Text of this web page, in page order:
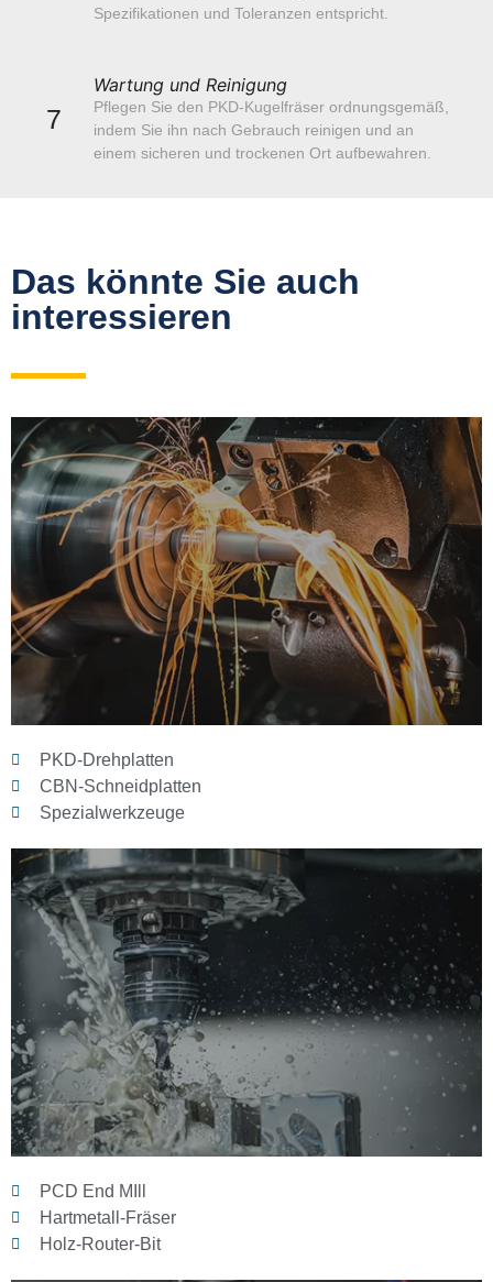
Spezifikationen und Toleranzen entspricht.
7
Wartung und Reinigung
Pflegen Sie den PKD-Kugelfräser ordnungsgemäß,
indem Sie ihn nach Gebrauch reinigen und an
einem sicheren und trockenen Ort aufbewahren.
Das könnte Sie auch
interessieren
PKD-Drehplatten
CBN-Schneidplatten
Spezialwerkzeuge
PCD End MIll
Hartmetall-Fräser
Holz-Router-Bit